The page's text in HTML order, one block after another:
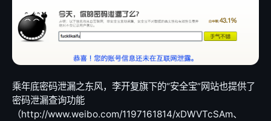
乘年底密码泄漏之东风，李开复旗下的“安全宝”网站也提供了
密码泄漏查询功能
（http://www.weibo.com/1197161814/xDWVTcSAm、